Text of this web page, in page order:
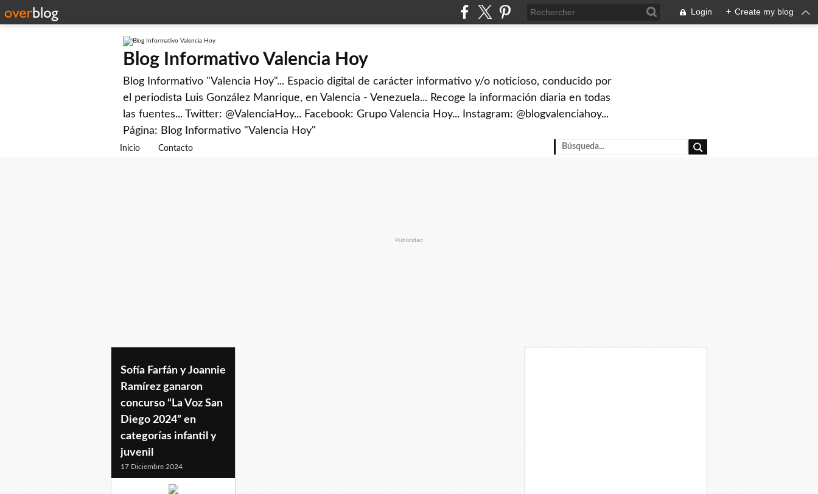
Login + Create my blog
Blog Informativo Valencia Hoy
Blog Informativo "Valencia Hoy"... Espacio digital de carácter informativo y/o noticioso, conducido por
el periodista Luis González Manrique, en Valencia - Venezuela... Recoge la información diaria en todas
las fuentes... Twitter: @ValenciaHoy... Facebook: Grupo Valencia Hoy... Instagram: @blogvalenciahoy...
Página: Blog Informativo "Valencia Hoy"
Inicio Contacto
Publicidad
sofiafarfan
Sofía Farfán y Joannie
Ramírez ganaron
concurso “La Voz San
Diego 2024” en
categorías infantil y
juvenil
17 Diciembre 2024